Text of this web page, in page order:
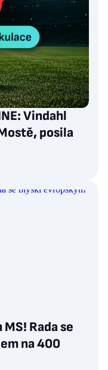
Vindahl
posila
Rada se
na 400